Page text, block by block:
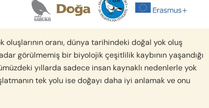
oluşlarının oranı, dünya tarihindeki doğal yok oluş
görülmemiş bir biyolojik çeşitlilik kaybının yaşandığı
yıllarda sadece insan kaynaklı nedenlerle yok
tek yolu ise doğayı daha iyi anlamak ve onu